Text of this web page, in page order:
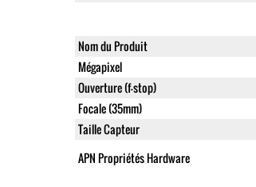
Nom du Produit
Mégapixel
Ouverture (f-stop)
Focale (35mm)
Taille Capteur
APN Propriétés Hardware